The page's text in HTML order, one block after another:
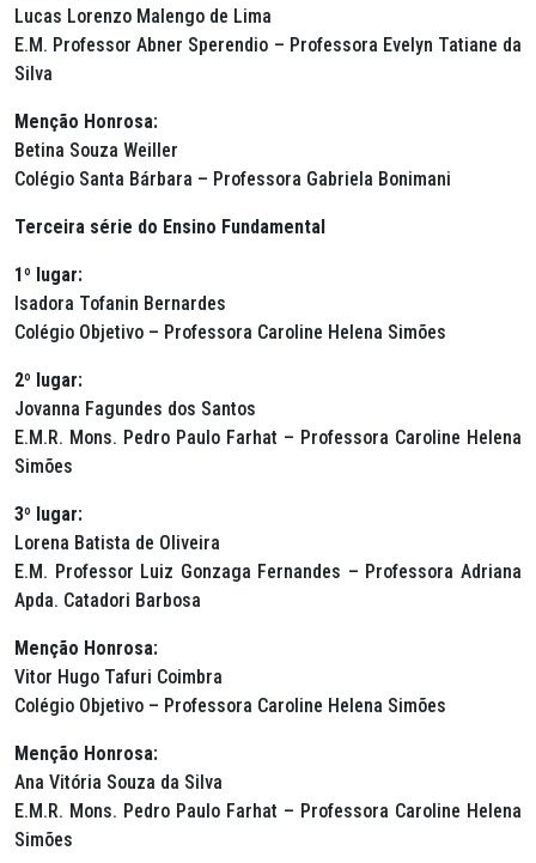
Lucas Lorenzo Malengo de Lima
E.M. Professor Abner Sperendio – Professora Evelyn Tatiane da
Silva
Menção Honrosa:
Betina Souza Weiller
Colégio Santa Bárbara – Professora Gabriela Bonimani
Terceira série do Ensino Fundamental
1º lugar:
Isadora Tofanin Bernardes
Colégio Objetivo – Professora Caroline Helena Simões
2º lugar:
Jovanna Fagundes dos Santos
E.M.R. Mons. Pedro Paulo Farhat – Professora Caroline Helena
Simões
3º lugar:
Lorena Batista de Oliveira
E.M. Professor Luiz Gonzaga Fernandes – Professora Adriana
Apda. Catadori Barbosa
Menção Honrosa:
Vitor Hugo Tafuri Coimbra
Colégio Objetivo – Professora Caroline Helena Simões
Menção Honrosa:
Ana Vitória Souza da Silva
E.M.R. Mons. Pedro Paulo Farhat – Professora Caroline Helena
Simões